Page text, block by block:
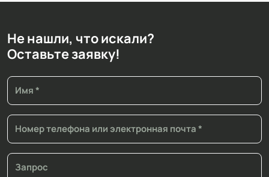
Не нашли, что искали?
Оставьте заявку!